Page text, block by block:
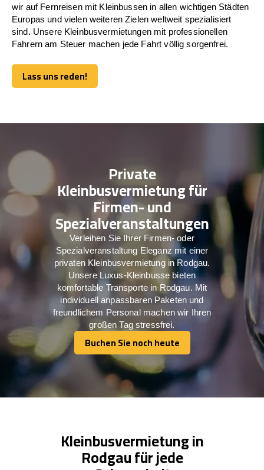
wir auf Fernreisen mit Kleinbussen in allen wichtigen Städten
Europas und vielen weiteren Zielen weltweit spezialisiert
sind. Unsere Kleinbusvermietungen mit professionellen
Fahrern am Steuer machen jede Fahrt völlig sorgenfrei.
Lass uns reden!
Lass uns reden!
Private
Kleinbusvermietung für
Firmen- und
Spezialveranstaltungen
Verleihen Sie Ihrer Firmen- oder
Spezialveranstaltung Eleganz mit einer
privaten Kleinbusvermietung in Rodgau.
Unsere Luxus-Kleinbusse bieten
komfortable Transporte in Rodgau. Mit
individuell anpassbaren Paketen und
freundlichem Personal machen wir Ihren
großen Tag stressfrei.
Buchen Sie noch heute
Buchen Sie noch heute
Kleinbusvermietung in
Rodgau für jede